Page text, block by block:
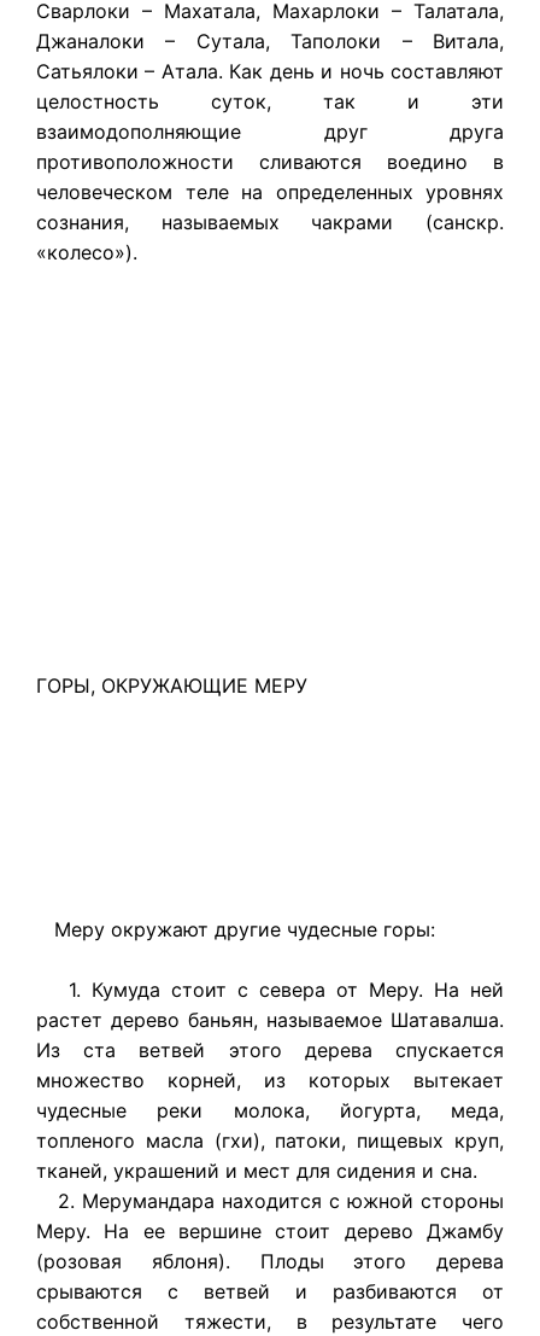
Сварлоки – Махатала, Махарлоки – Талатала,
Джаналоки – Сутала, Таполоки – Витала,
Сатьялоки – Атала. Как день и ночь составляют
целостность суток, так и эти
взаимодополняющие друг друга
противоположности сливаются воедино в
человеческом теле на определенных уровнях
сознания, называемых чакрами (санскр.
«колесо»).
ГОРЫ, ОКРУЖАЮЩИЕ МЕРУ
Меру окружают другие чудесные горы:
1. Кумуда стоит с севера от Меру. На ней
растет дерево баньян, называемое Шатавалша.
Из ста ветвей этого дерева спускается
множество корней, из которых вытекает
чудесные реки молока, йогурта, меда,
топленого масла (гхи), патоки, пищевых круп,
тканей, украшений и мест для сидения и сна.
2. Мерумандара находится с южной стороны
Меру. На ее вершине стоит дерево Джамбу
(розовая яблоня). Плоды этого дерева
срываются с ветвей и разбиваются от
собственной тяжести, в результате чего